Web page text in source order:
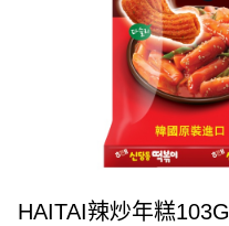
HAITAI辣炒年糕103G